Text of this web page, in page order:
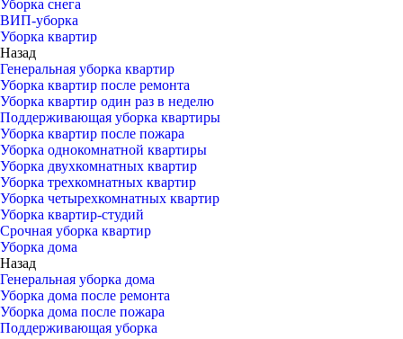
Уборка снега
ВИП-уборка
Уборка квартир
Назад
Генеральная уборка квартир
Уборка квартир после ремонта
Уборка квартир один раз в неделю
Поддерживающая уборка квартиры
Уборка квартир после пожара
Уборка однокомнатной квартиры
Уборка двухкомнатных квартир
Уборка трехкомнатных квартир
Уборка четырехкомнатных квартир
Уборка квартир-студий
Срочная уборка квартир
Уборка дома
Назад
Генеральная уборка дома
Уборка дома после ремонта
Уборка дома после пожара
Поддерживающая уборка